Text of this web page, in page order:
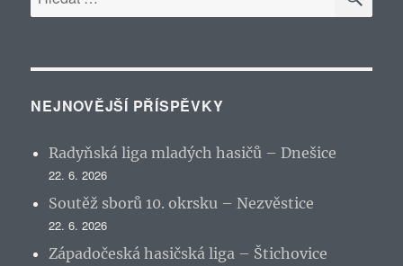
NEJNOVĚJŠÍ PŘÍSPĚVKY
Radyňská liga mladých hasičů – Dnešice
22. 6. 2026
Soutěž sborů 10. okrsku – Nezvěstice
22. 6. 2026
Západočeská hasičská liga – Štichovice